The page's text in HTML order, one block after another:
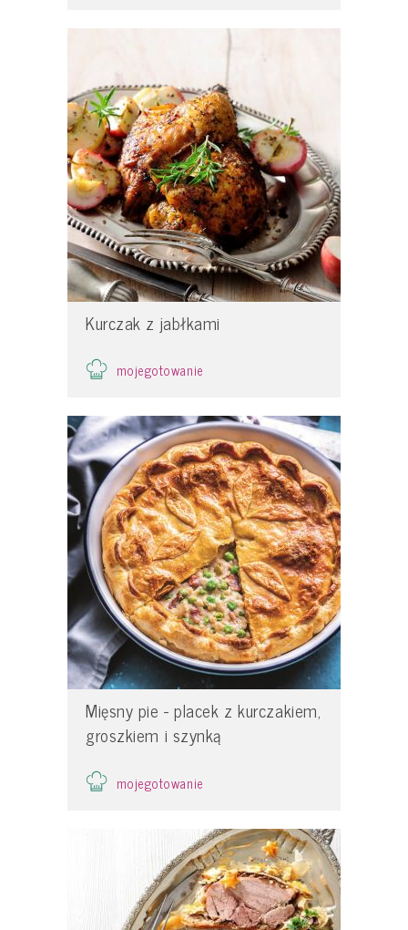
Kurczak z jabłkami
mojegotowanie
Mięsny pie - placek z kurczakiem,
groszkiem i szynką
mojegotowanie